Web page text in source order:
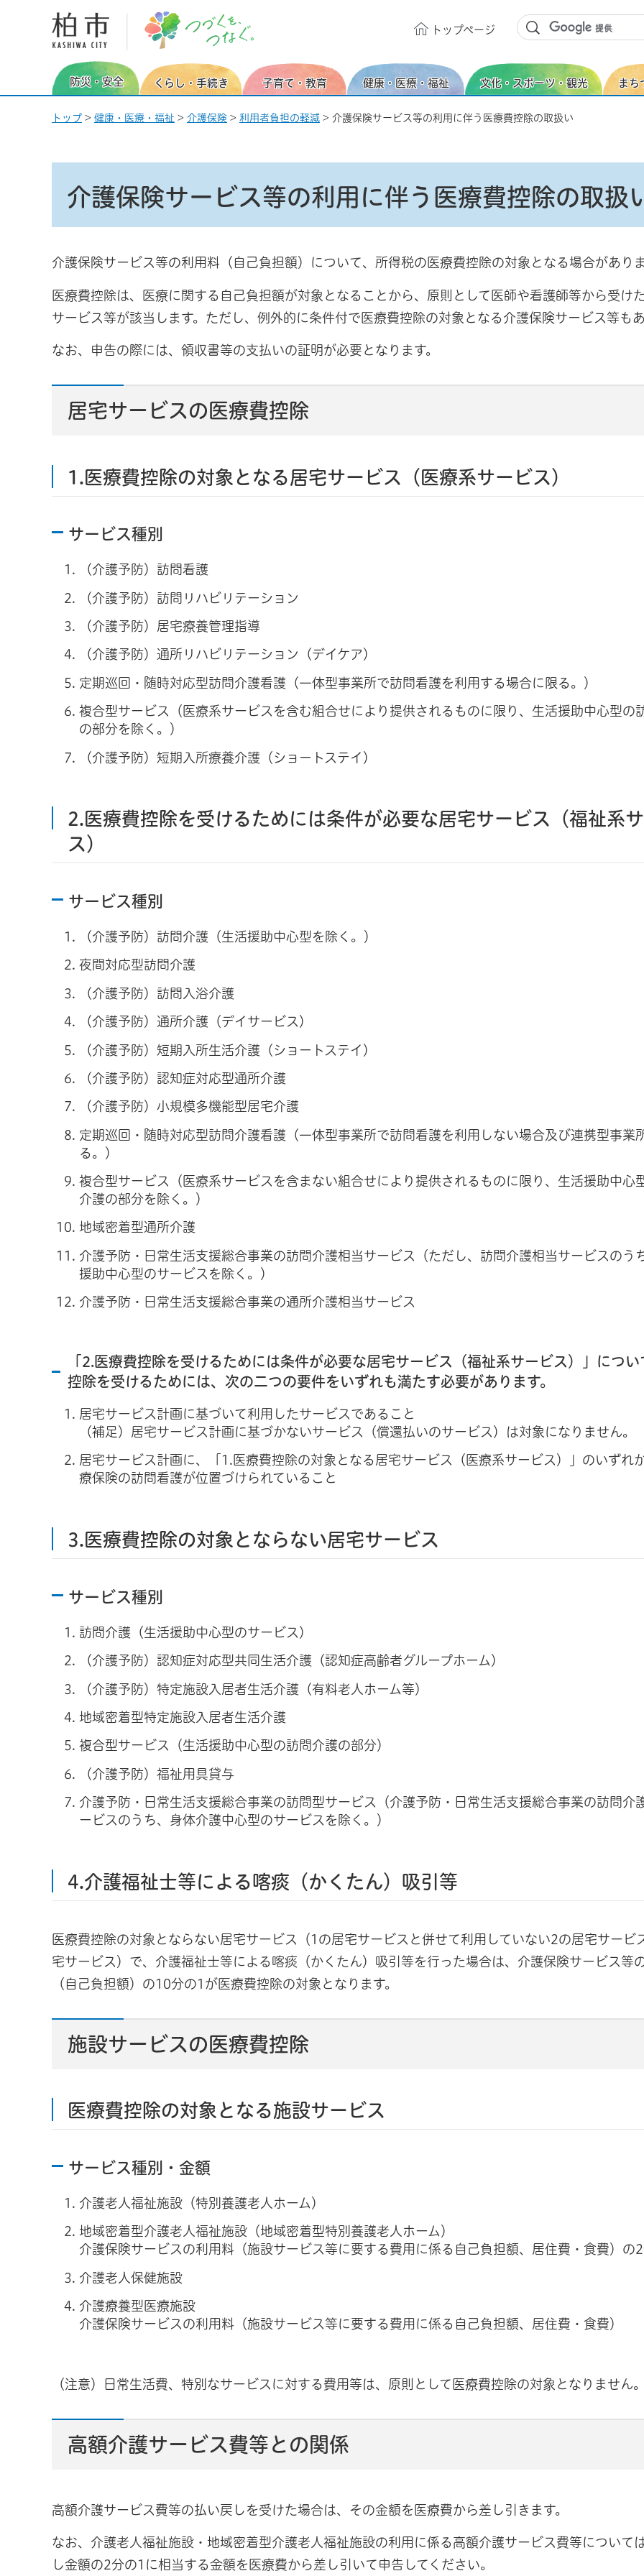
柏市 つづくを、つなぐ。
トップページ
防災・安全 くらし・手続き 子育て・教育 健康・医療・福祉 文化・スポーツ・観光 まち
トップ > 健康・医療・福祉 > 介護保険 > 利用者負担の軽減 > 介護保険サービス等の利用に伴う医療費控除の取扱い
介護保険サービス等の利用に伴う医療費控除の取扱
介護保険サービス等の利用料（自己負担額）について、所得税の医療費控除の対象となる場合があり
医療費控除は、医療に関する自己負担額が対象となることから、原則として医師や看護師等から受け
サービス等が該当します。ただし、例外的に条件付で医療費控除の対象となる介護保険サービス等も
なお、申告の際には、領収書等の支払いの証明が必要となります。
居宅サービスの医療費控除
1.医療費控除の対象となる居宅サービス（医療系サービス）
サービス種別
（介護予防）訪問看護
（介護予防）訪問リハビリテーション
（介護予防）居宅療養管理指導
（介護予防）通所リハビリテーション（デイケア）
定期巡回・随時対応型訪問介護看護（一体型事業所で訪問看護を利用する場合に限る。）
複合型サービス（医療系サービスを含む組合せにより提供されるものに限り、生活援助中心型の
の部分を除く。）
（介護予防）短期入所療養介護（ショートステイ）
2.医療費控除を受けるためには条件が必要な居宅サービス（福祉系
ス）
サービス種別
（介護予防）訪問介護（生活援助中心型を除く。）
夜間対応型訪問介護
（介護予防）訪問入浴介護
（介護予防）通所介護（デイサービス）
（介護予防）短期入所生活介護（ショートステイ）
（介護予防）認知症対応型通所介護
（介護予防）小規模多機能型居宅介護
定期巡回・随時対応型訪問介護看護（一体型事業所で訪問看護を利用しない場合及び連携型事業
る。）
複合型サービス（医療系サービスを含まない組合せにより提供されるものに限り、生活援助中心
介護の部分を除く。）
地域密着型通所介護
介護予防・日常生活支援総合事業の訪問介護相当サービス（ただし、訪問介護相当サービスのう
援助中心型のサービスを除く。）
介護予防・日常生活支援総合事業の通所介護相当サービス
「2.医療費控除を受けるためには条件が必要な居宅サービス（福祉系サービス）」につい
控除を受けるためには、次の二つの要件をいずれも満たす必要があります。
居宅サービス計画に基づいて利用したサービスであること
（補足）居宅サービス計画に基づかないサービス（償還払いのサービス）は対象になりません。
居宅サービス計画に、「1.医療費控除の対象となる居宅サービス（医療系サービス）」のいずれ
療保険の訪問看護が位置づけられていること
3.医療費控除の対象とならない居宅サービス
サービス種別
訪問介護（生活援助中心型のサービス）
（介護予防）認知症対応型共同生活介護（認知症高齢者グループホーム）
（介護予防）特定施設入居者生活介護（有料老人ホーム等）
地域密着型特定施設入居者生活介護
複合型サービス（生活援助中心型の訪問介護の部分）
（介護予防）福祉用具貸与
介護予防・日常生活支援総合事業の訪問型サービス（介護予防・日常生活支援総合事業の訪問介
ービスのうち、身体介護中心型のサービスを除く。）
4.介護福祉士等による喀痰（かくたん）吸引等
医療費控除の対象とならない居宅サービス（1の居宅サービスと併せて利用していない2の居宅サービ
宅サービス）で、介護福祉士等による喀痰（かくたん）吸引等を行った場合は、介護保険サービス等
（自己負担額）の10分の1が医療費控除の対象となります。
施設サービスの医療費控除
医療費控除の対象となる施設サービス
サービス種別・金額
介護老人福祉施設（特別養護老人ホーム）
地域密着型介護老人福祉施設（地域密着型特別養護老人ホーム）
介護保険サービスの利用料（施設サービス等に要する費用に係る自己負担額、居住費・食費）の
介護老人保健施設
介護療養型医療施設
介護保険サービスの利用料（施設サービス等に要する費用に係る自己負担額、居住費・食費）
（注意）日常生活費、特別なサービスに対する費用等は、原則として医療費控除の対象となりません
高額介護サービス費等との関係
高額介護サービス費等の払い戻しを受けた場合は、その金額を医療費から差し引きます。
なお、介護老人福祉施設・地域密着型介護老人福祉施設の利用に係る高額介護サービス費等について
し金額の2分の1に相当する金額を医療費から差し引いて申告してください。